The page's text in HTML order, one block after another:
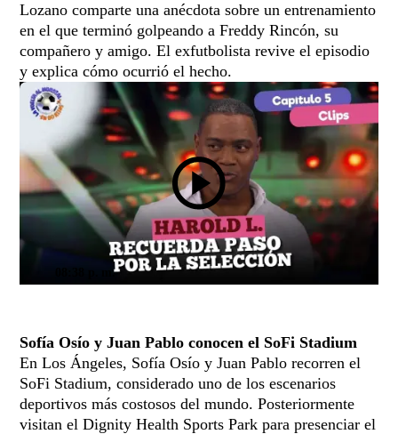
Lozano comparte una anécdota sobre un entrenamiento
en el que terminó golpeando a Freddy Rincón, su
compañero y amigo. El exfutbolista revive el episodio
y explica cómo ocurrió el hecho.
08:38 p. m.
Sofía Osío y Juan Pablo conocen el SoFi Stadium
En Los Ángeles, Sofía Osío y Juan Pablo recorren el
SoFi Stadium, considerado uno de los escenarios
deportivos más costosos del mundo. Posteriormente
visitan el Dignity Health Sports Park para presenciar el